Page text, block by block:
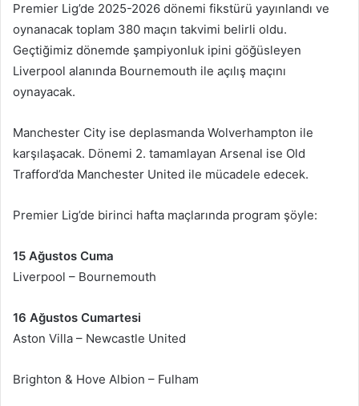
Premier Lig’de 2025-2026 dönemi fikstürü yayınlandı ve
oynanacak toplam 380 maçın takvimi belirli oldu.
Geçtiğimiz dönemde şampiyonluk ipini göğüsleyen
Liverpool alanında Bournemouth ile açılış maçını
oynayacak.
Manchester City ise deplasmanda Wolverhampton ile
karşılaşacak. Dönemi 2. tamamlayan Arsenal ise Old
Trafford’da Manchester United ile mücadele edecek.
Premier Lig’de birinci hafta maçlarında program şöyle:
15 Ağustos Cuma
Liverpool – Bournemouth
16 Ağustos Cumartesi
Aston Villa – Newcastle United
Brighton & Hove Albion – Fulham